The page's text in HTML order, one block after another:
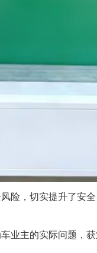
险，切实提升了安
业主的实际问题，